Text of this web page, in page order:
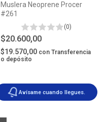
Muslera Neoprene Procer
#261
(0)
$20.600,00
$19.570,00 con Transferencia
o depósito
Avísame cuando llegues.